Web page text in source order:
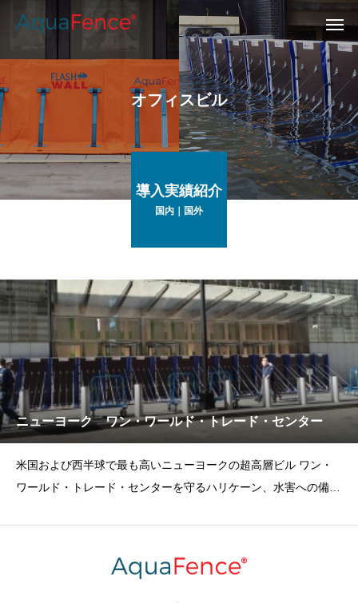
オフィスビル
導入実績紹介
国内｜国外
ニューヨーク ワン・ワールド・トレード・センター
米国および西半球で最も高いニューヨークの超高層ビル ワン・
ワールド・トレード・センターを守るハリケーン、水害への備え